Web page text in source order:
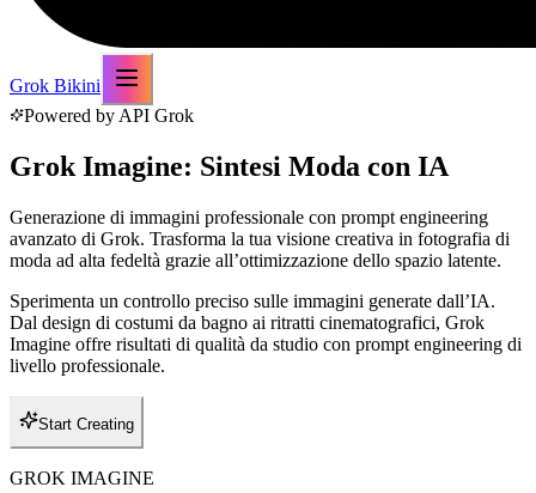
Grok Bikini
Powered by API Grok
Grok Imagine: Sintesi Moda con IA
Generazione di immagini professionale con prompt engineering
avanzato di Grok. Trasforma la tua visione creativa in fotografia di
moda ad alta fedeltà grazie all’ottimizzazione dello spazio latente.
Sperimenta un controllo preciso sulle immagini generate dall’IA.
Dal design di costumi da bagno ai ritratti cinematografici, Grok
Imagine offre risultati di qualità da studio con prompt engineering di
livello professionale.
Start Creating
GROK IMAGINE